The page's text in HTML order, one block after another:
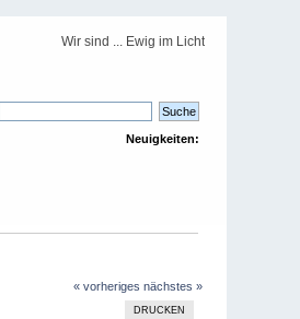
Wir sind ... Ewig im Licht
Neuigkeiten:
« vorheriges nächstes »
DRUCKEN